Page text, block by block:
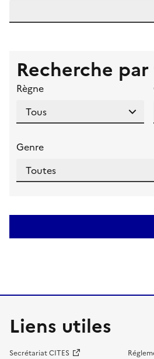
Recherche
Règne
Genre
Liens utiles
Secrétariat CITES